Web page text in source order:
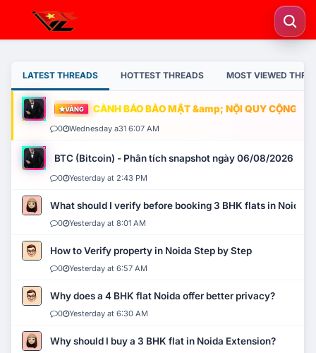
LATEST THREADS HOTTEST THREADS MOST VIEWED
VÀNG CẢNH BÁO BẢO MẬT &amp; NỘI QUY CỘNG
0 Wednesday a31 6:07 AM
BTC (Bitcoin) - Phân tích snapshot ngày 06/08/2026
0 Yesterday at 2:43 PM
What should I verify before booking 3 BHK flats in Noida?
0 Yesterday at 8:01 AM
How to Verify property in Noida Step by Step
0 Yesterday at 6:57 AM
Why does a 4 BHK flat Noida offer better privacy?
0 Yesterday at 6:30 AM
Why should I buy a 3 BHK flat in Noida Extension?